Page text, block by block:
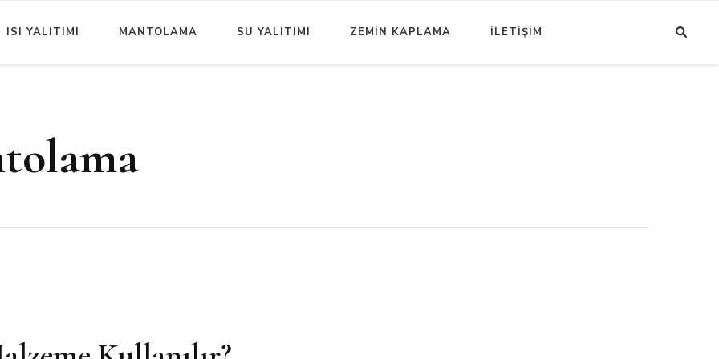
ISI YALITIMI MANTOLAMA SU YALITIMI ZEMİN KAPLAMA İLETİŞİM